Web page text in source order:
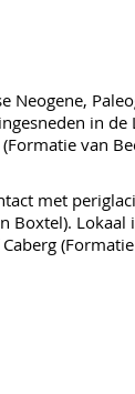
Neogene,
in de
van
met
Boxtel). Lokaal